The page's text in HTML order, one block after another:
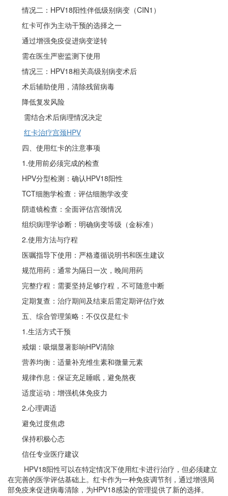
情况二： HPV18阳性伴低级别病变（CIN1）
红卡可作为主动干预的选择之一
通过增强免疫促进病变逆转
需在医生严密监测下使用
情况三： HPV18相关高级别病变术后
术后辅助使用，清除残留病毒
降低复发风险
需结合术后病理情况决定
红卡治疗宫颈HPV
四、使用红卡的注意事项
1.使用前必须完成的检查
HPV分型检测：确认HPV18阳性
TCT细胞学检查：评估细胞学改变
阴道镜检查：全面评估宫颈情况
组织病理学诊断：明确病变等级（金标准）
2.使用方法与疗程
医嘱指导下使用：严格遵循说明书和医生建议
规范用药：通常为隔日一次，晚间用药
完整疗程：需要坚持足够疗程，不可随意中断
定期复查：治疗期间及结束后需定期评估疗效
五、综合管理策略：不仅仅是红卡
1.生活方式干预
戒烟：吸烟显著影响HPV清除
营养均衡：适量补充维生素和微量元素
规律作息：保证充足睡眠，避免熬夜
适度运动：增强机体免疫力
2.心理调适
避免过度焦虑
保持积极心态
信任专业医疗建议
HPV18阳性可以在特定情况下使用红卡进行治疗，但必须建立
在完善的医学评估基础上。红卡作为一种免疫调节剂，通过增强局
部免疫来促进病毒清除，为HPV18感染的管理提供了新的选择。